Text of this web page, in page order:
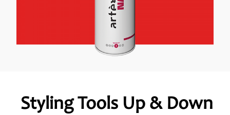
Styling Tools Up & Down